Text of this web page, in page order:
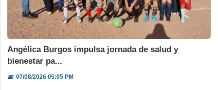
Angélica Burgos impulsa jornada de salud y
bienestar pa...
📅07/08/2026 05:05 PM